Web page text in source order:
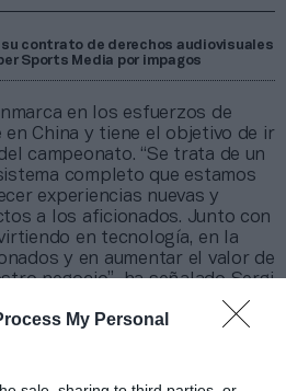
My Personal
su contrato de derechos audiovisuales
Sports Media por impagos
en los esfuerzos de
en China y tiene el objetivo de ir
campeonato. “Se trata de un
completo que estamos
experiencias nuevas y
a los aficionados. Junto con
en tecnología, en la
y en aumentar el valor de
negocio”, ha señalado Sergi
estratégico y una apuesta firme
país tan importante para